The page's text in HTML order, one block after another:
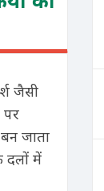
जैसी
पर
जाता
दलों में